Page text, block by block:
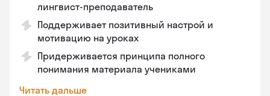
лингвист-преподаватель
Поддерживает позитивный настрой и
мотивацию на уроках
Придерживается принципа полного
понимания материала учениками
Читать дальше